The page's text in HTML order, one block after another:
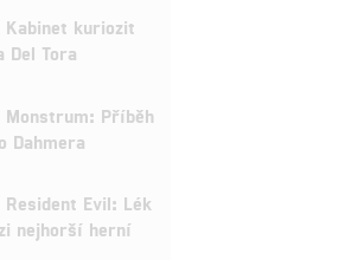
Kabinet kuriozit
Del Tora
Monstrum: Příběh
Dahmera
Resident Evil: Lék
nejhorší herní